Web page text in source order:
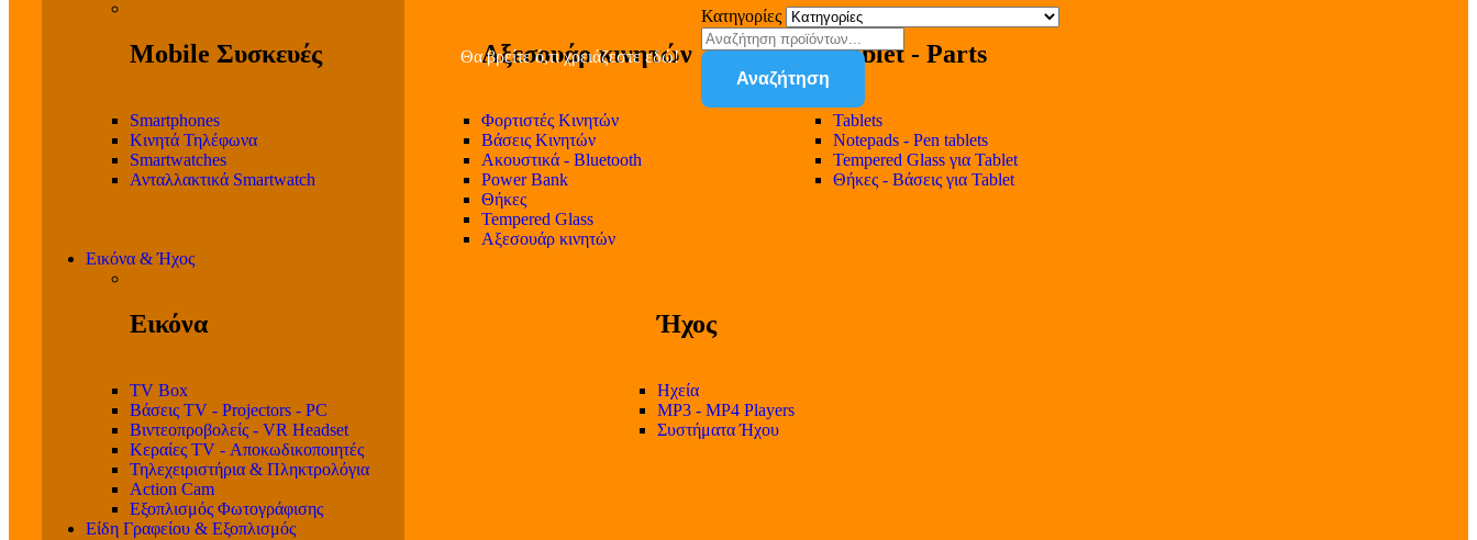
Mobile Συσκευές
Smartphones
Κινητά Τηλέφωνα
Smartwatches
Ανταλλακτικά Smartwatch
Αξεσουάρ κινητών
Φορτιστές Κινητών
Βάσεις Κινητών
Ακουστικά - Bluetooth
Power Bank
Θήκες
Tempered Glass
Αξεσουάρ κινητών
Tablet - Parts
Tablets
Notepads - Pen tablets
Tempered Glass για Tablet
Θήκες - Βάσεις για Tablet
Εικόνα & Ήχος
Εικόνα
TV Box
Βάσεις TV - Projectors - PC
Βιντεοπροβολείς - VR Headset
Κεραίες TV - Αποκωδικοποιητές
Τηλεχειριστήρια & Πληκτρολόγια
Action Cam
Εξοπλισμός Φωτογράφισης
Ήχος
Ηχεία
MP3 - MP4 Players
Συστήματα Ήχου
Είδη Γραφείου & Εξοπλισμός
Θα βρείτε ό,τι χρειάζεστε εδώ!
Κατηγορίες
Αναζήτηση